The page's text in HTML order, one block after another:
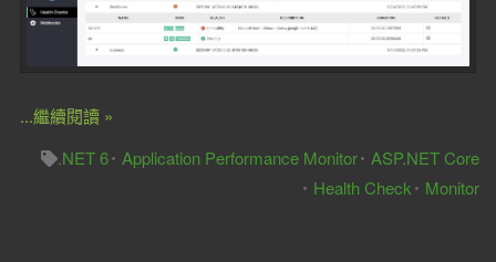
...繼續閱讀 »
.NET 6
Application Performance Monitor
ASP.NET Core
Health Check
Monitor